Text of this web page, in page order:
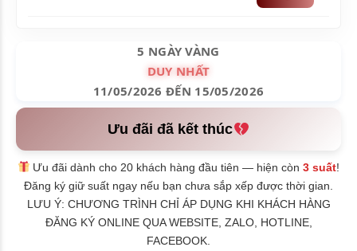
5 NGÀY VÀNG
DUY NHẤT
11/05/2026 ĐẾN 15/05/2026
Ưu đãi đã kết thúc
Ưu đãi dành cho 20 khách hàng đầu tiên — hiện còn3 suất!
Đăng ký giữ suất ngay nếu bạn chưa sắp xếp được thời gian.
LƯU Ý: CHƯƠNG TRÌNH CHỈ ÁP DỤNG KHI KHÁCH HÀNG
ĐĂNG KÝ ONLINE QUA WEBSITE, ZALO, HOTLINE,
FACEBOOK.